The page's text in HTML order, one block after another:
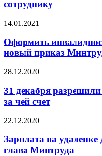
сотруднику
14.01.2021
Оформить
новый приказ
28.12.2020
31 декабря
за чей счет
22.12.2020
Зарплата на удаленке
глава Минтруда